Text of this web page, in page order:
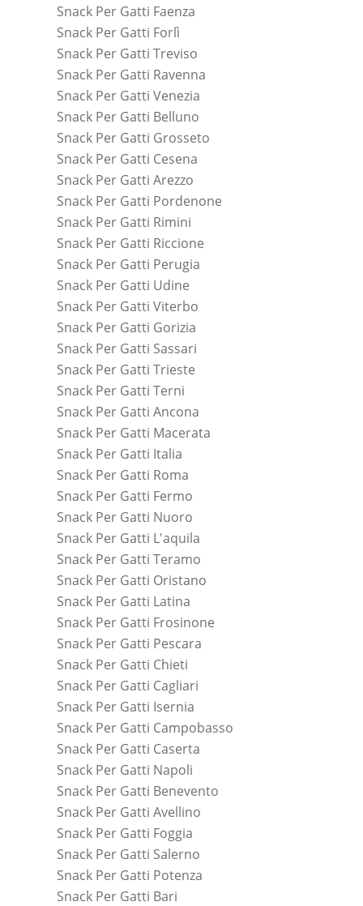
Snack Per Gatti Faenza
Snack Per Gatti Forlì
Snack Per Gatti Treviso
Snack Per Gatti Ravenna
Snack Per Gatti Venezia
Snack Per Gatti Belluno
Snack Per Gatti Grosseto
Snack Per Gatti Cesena
Snack Per Gatti Arezzo
Snack Per Gatti Pordenone
Snack Per Gatti Rimini
Snack Per Gatti Riccione
Snack Per Gatti Perugia
Snack Per Gatti Udine
Snack Per Gatti Viterbo
Snack Per Gatti Gorizia
Snack Per Gatti Sassari
Snack Per Gatti Trieste
Snack Per Gatti Terni
Snack Per Gatti Ancona
Snack Per Gatti Macerata
Snack Per Gatti Italia
Snack Per Gatti Roma
Snack Per Gatti Fermo
Snack Per Gatti Nuoro
Snack Per Gatti L'aquila
Snack Per Gatti Teramo
Snack Per Gatti Oristano
Snack Per Gatti Latina
Snack Per Gatti Frosinone
Snack Per Gatti Pescara
Snack Per Gatti Chieti
Snack Per Gatti Cagliari
Snack Per Gatti Isernia
Snack Per Gatti Campobasso
Snack Per Gatti Caserta
Snack Per Gatti Napoli
Snack Per Gatti Benevento
Snack Per Gatti Avellino
Snack Per Gatti Foggia
Snack Per Gatti Salerno
Snack Per Gatti Potenza
Snack Per Gatti Bari